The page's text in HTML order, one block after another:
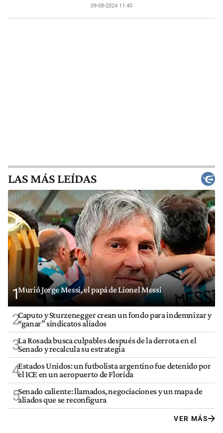
09-08-2024 11:40
LAS MÁS LEÍDAS
1Murió Jorge Messi, el papá de Lionel Messi
2Caputo y Sturzenegger crean un fondo para indemnizar y
“ganar” sindicatos aliados
3La Rosada busca culpables después de la derrota en el
Senado y recalcula su estrategia
4Estados Unidos: un futbolista argentino fue detenido por
el ICE en un aeropuerto de Florida
5Senado caliente: llamados, negociaciones y un mapa de
aliados que se reconfigura
VER MÁS